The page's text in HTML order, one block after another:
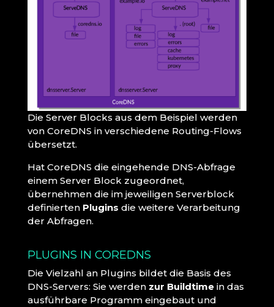
Die Server Blocks aus dem Beispiel werden
von CoreDNS in verschiedene Routing-Flows
übersetzt.
Hat CoreDNS die eingehende DNS-Abfrage
einem Server Block zugeordnet,
übernehmen die im jeweiligen Serverblock
definierten Plugins die weitere Verarbeitung
der Abfragen.
PLUGINS IN COREDNS
Die Vielzahl an Plugins bildet die Basis des
DNS-Servers: Sie werden zur Buildtime in das
ausführbare Programm eingebaut und